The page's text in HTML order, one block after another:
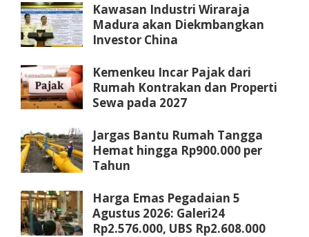
Kawasan Industri Wiraraja
Madura akan Diekmbangkan
Investor China
Kemenkeu Incar Pajak dari
Rumah Kontrakan dan Properti
Sewa pada 2027
Jargas Bantu Rumah Tangga
Hemat hingga Rp900.000 per
Tahun
Harga Emas Pegadaian 5
Agustus 2026: Galeri24
Rp2.576.000, UBS Rp2.608.000